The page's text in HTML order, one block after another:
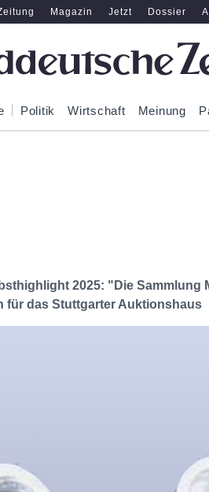
Magazin Jetzt Dossier
Politik Wirtschaft Meinung
2025: "Die Sammlung
für das Stuttgarter Auktionshaus